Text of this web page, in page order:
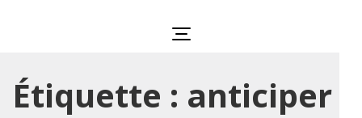
Étiquette : anticiper